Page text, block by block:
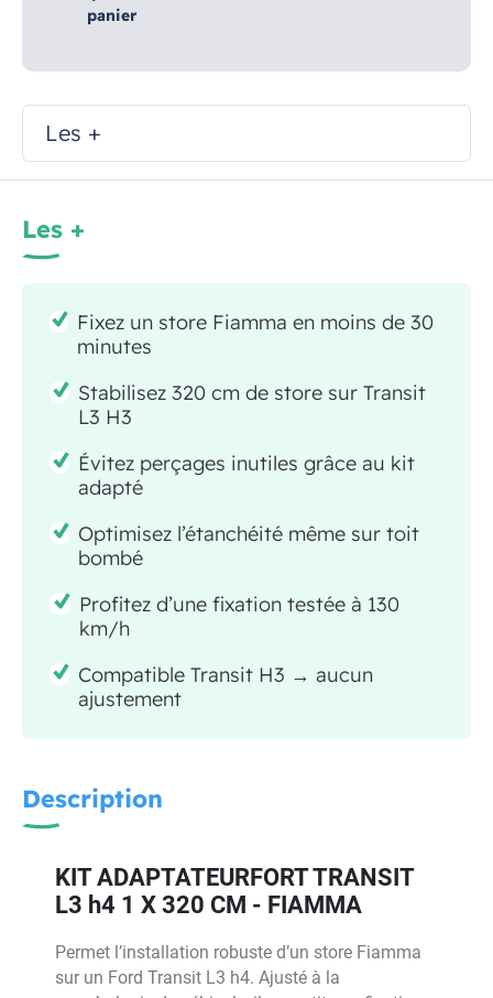
panier
Les +
Les +
Fixez un store Fiamma en moins de 30
minutes
Stabilisez 320 cm de store sur Transit
L3 H3
Évitez perçages inutiles grâce au kit
adapté
Optimisez l’étanchéité même sur toit
bombé
Profitez d’une fixation testée à 130
km/h
Compatible Transit H3 → aucun
ajustement
Description
KIT ADAPTATEURFORT TRANSIT
L3 h4 1 X 320 CM - FIAMMA
Permet l’installation robuste d’un store Fiamma
sur un Ford Transit L3 h4. Ajusté à la